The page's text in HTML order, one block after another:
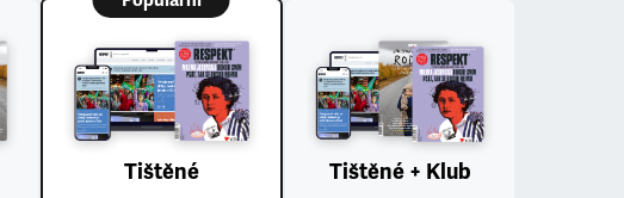
Tištěné Tištěné + Klub